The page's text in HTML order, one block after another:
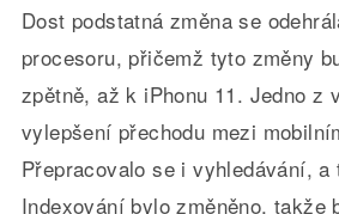
Dost podstatná změna se
procesoru, přičemž tyto změny
zpětně, až k iPhonu 11. Jedno z
vylepšení přechodu mezi
Přepracovalo se i vyhledávání, a
Indexování bylo změněno, takže